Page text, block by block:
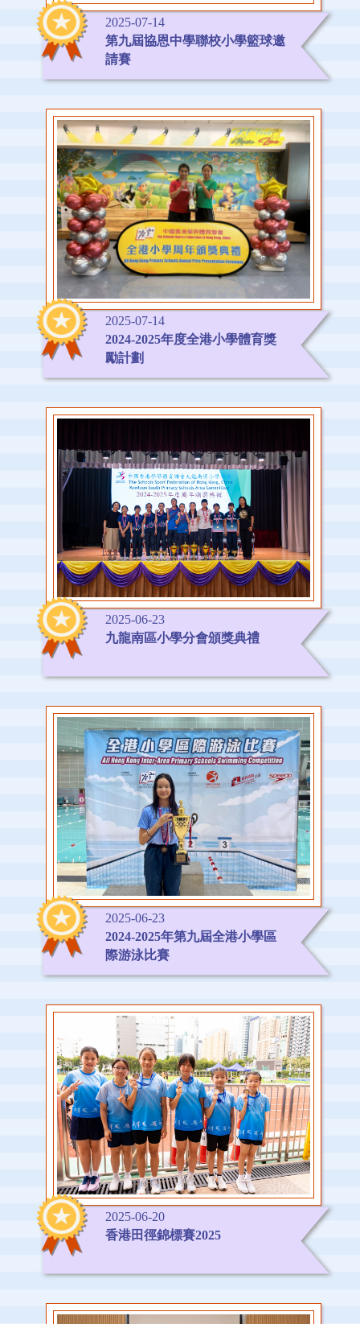
2025-07-14
第九屆協恩中學聯校小學籃球邀
請賽
2025-07-14
2024-2025年度全港小學體育獎
勵計劃
2025-06-23
九龍南區小學分會頒獎典禮
2025-06-23
2024-2025年第九屆全港小學區
際游泳比賽
2025-06-20
香港田徑錦標賽2025